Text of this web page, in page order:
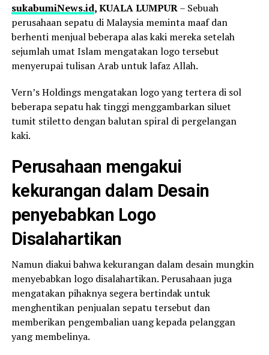
sukabumiNews.id, KUALA LUMPUR– Sebuah
perusahaan sepatu di Malaysia meminta maaf dan
berhenti menjual beberapa alas kaki mereka setelah
sejumlah umat Islam mengatakan logo tersebut
menyerupai tulisan Arab untuk lafaz Allah.
Vern’s Holdings mengatakan logo yang tertera di sol
beberapa sepatu hak tinggi menggambarkan siluet
tumit stiletto dengan balutan spiral di pergelangan
kaki.
Perusahaan mengakui
kekurangan dalam Desain
penyebabkan Logo
Disalahartikan
Namun diakui bahwa kekurangan dalam desain mungkin
menyebabkan logo disalahartikan. Perusahaan juga
mengatakan pihaknya segera bertindak untuk
menghentikan penjualan sepatu tersebut dan
memberikan pengembalian uang kepada pelanggan
yang membelinya.